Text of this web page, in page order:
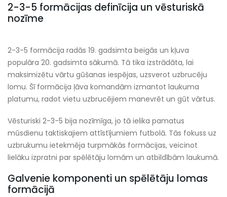
2-3-5 formācijas definīcija un vēsturiskā
nozīme
2-3-5 formācija radās 19. gadsimta beigās un kļuva
populāra 20. gadsimta sākumā. Tā tika izstrādāta, lai
maksimizētu vārtu gūšanas iespējas, uzsverot uzbrucēju
lomu. Šī formācija ļāva komandām izmantot laukuma
platumu, radot vietu uzbrucējiem manevrēt un gūt vārtus.
Vēsturiski 2-3-5 bija nozīmīga, jo tā ielika pamatus
mūsdienu taktiskajiem attīstījumiem futbolā. Tās fokuss uz
uzbrukumu ietekmēja turpmākās formācijas, veicinot
lielāku izpratni par spēlētāju lomām un atbildībām laukumā.
Galvenie komponenti un spēlētāju lomas
formācijā